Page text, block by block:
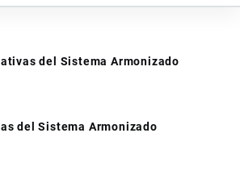
del Sistema Armonizado
del Sistema Armonizado